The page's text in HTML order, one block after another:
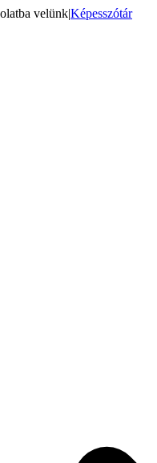
velünk|Képesszótár